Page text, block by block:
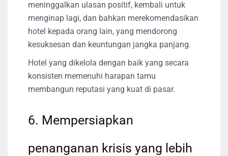
meninggalkan ulasan positif, kembali untuk
menginap lagi, dan bahkan merekomendasikan
hotel kepada orang lain, yang mendorong
kesuksesan dan keuntungan jangka panjang.
Hotel yang dikelola dengan baik yang secara
konsisten memenuhi harapan tamu
membangun reputasi yang kuat di pasar.
6. Mempersiapkan
penanganan krisis yang lebih